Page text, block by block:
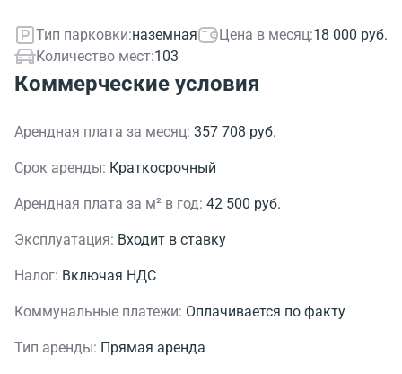
Тип парковки:наземная Цена в месяц:18 000 руб.
Количество мест:103
Коммерческие условия
Арендная плата за месяц: 357 708 руб.
Срок аренды: Краткосрочный
Арендная плата за м² в год: 42 500 руб.
Эксплуатация: Входит в ставку
Налог: Включая НДС
Коммунальные платежи: Оплачивается по факту
Тип аренды: Прямая аренда